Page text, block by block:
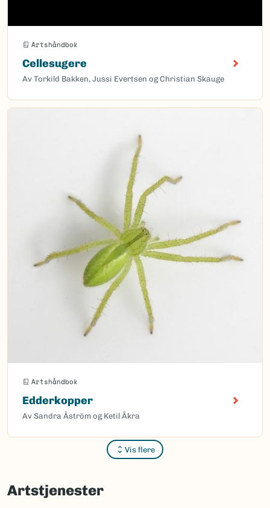
Artshåndbok
Cellesugere
Av Torkild Bakken, Jussi Evertsen og Christian Skauge
Artshåndbok
Edderkopper
Av Sandra Åström og Ketil Åkra
Vis flere
Artstjenester